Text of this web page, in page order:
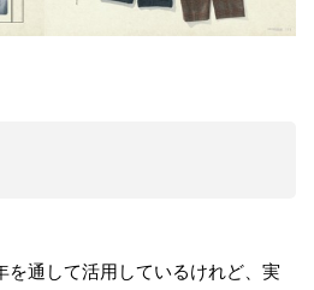
を通して活用しているけれど、実